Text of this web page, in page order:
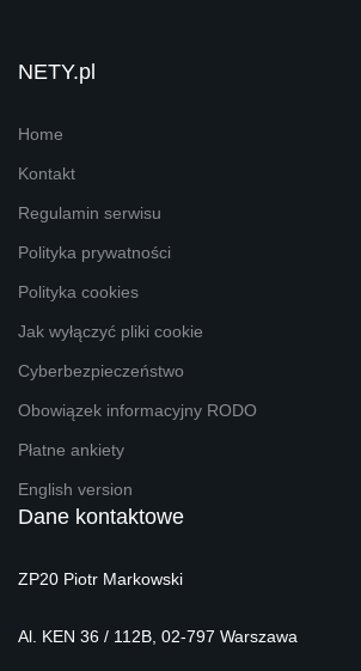
NETY.pl
Home
Kontakt
Regulamin serwisu
Polityka prywatności
Polityka cookies
Jak wyłączyć pliki cookie
Cyberbezpieczeństwo
Obowiązek informacyjny RODO
Płatne ankiety
English version
Dane kontaktowe
ZP20 Piotr Markowski
Al. KEN 36 / 112B, 02-797 Warszawa